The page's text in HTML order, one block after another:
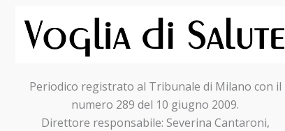
Periodico registrato al Tribunale di Milano con il
numero 289 del 10 giugno 2009.
Direttore responsabile: Severina Cantaroni,